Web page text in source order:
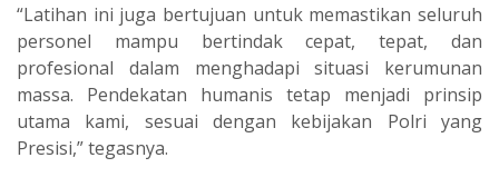
“Latihan ini juga bertujuan untuk memastikan seluruh
personel mampu bertindak cepat, tepat, dan
profesional dalam menghadapi situasi kerumunan
massa. Pendekatan humanis tetap menjadi prinsip
utama kami, sesuai dengan kebijakan Polri yang
Presisi,” tegasnya.